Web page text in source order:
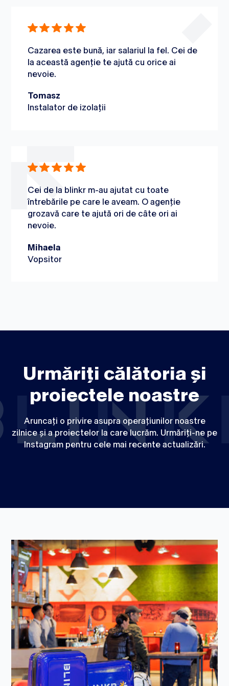
Cazarea este bună, iar salariul la fel. Cei de
la această agenție te ajută cu orice ai
nevoie.
Tomasz
Instalator de izolații
Cei de la blinkr m-au ajutat cu toate
întrebările pe care le aveam. O agenție
grozavă care te ajută ori de câte ori ai
nevoie.
Mihaela
Vopsitor
Urmăriți călătoria și
proiectele noastre
Aruncați o privire asupra operațiunilor noastre
zilnice și a proiectelor la care lucrăm. Urmăriți-ne pe
Instagram pentru cele mai recente actualizări.